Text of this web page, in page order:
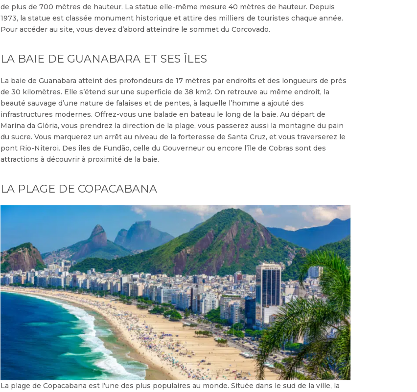
de plus de 700 mètres de hauteur. La statue elle-même mesure 40 mètres de hauteur. Depuis
1973, la statue est classée monument historique et attire des milliers de touristes chaque année.
Pour accéder au site, vous devez d’abord atteindre le sommet du Corcovado.
LA BAIE DE GUANABARA ET SES ÎLES
La baie de Guanabara atteint des profondeurs de 17 mètres par endroits et des longueurs de près
de 30 kilomètres. Elle s’étend sur une superficie de 38 km2. On retrouve au même endroit, la
beauté sauvage d’une nature de falaises et de pentes, à laquelle l’homme a ajouté des
infrastructures modernes. Offrez-vous une balade en bateau le long de la baie. Au départ de
Marina da Glória, vous prendrez la direction de la plage, vous passerez aussi la montagne du pain
du sucre. Vous marquerez un arrêt au niveau de la forteresse de Santa Cruz, et vous traverserez le
pont Rio-Niteroi. Des îles de Fundão, celle du Gouverneur ou encore l’île de Cobras sont des
attractions à découvrir à proximité de la baie.
LA PLAGE DE COPACABANA
La plage de Copacabana est l’une des plus populaires au monde. Située dans le sud de la ville, la